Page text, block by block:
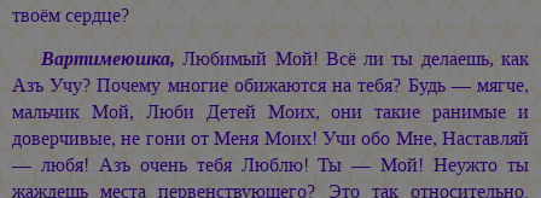
твоём сердце?
Вартимеюшка, Любимый Мой! Всё ли ты делаешь, как
Азъ Учу? Почему многие обижаются на тебя? Будь — мягче,
мальчик Мой, Люби Детей Моих, они такие ранимые и
доверчивые, не гони от Меня Моих! Учи обо Мне, Наставляй
— любя! Азъ очень тебя Люблю! Ты — Мой! Неужто ты
жаждешь места первенствующего? Это так относительно.